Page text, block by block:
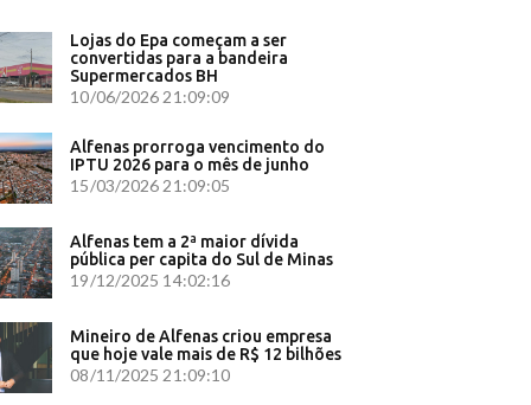
partido
PF a
Centro
e foi
- G1
Lojas do Epa começam a ser
convertidas para a bandeira
Supermercados BH
10/06/2026 21:09:09
Alfenas prorroga vencimento do
IPTU 2026 para o mês de junho
15/03/2026 21:09:05
Alfenas tem a 2ª maior dívida
pública per capita do Sul de Minas
19/12/2025 14:02:16
Mineiro de Alfenas criou empresa
que hoje vale mais de R$ 12 bilhões
08/11/2025 21:09:10